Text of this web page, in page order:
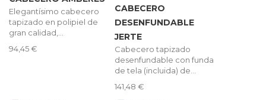
Elegantísimo cabecero
tapizado en polipiel de
gran calidad,...
94,45 €
CABECERO
DESENFUNDABLE
JERTE
Cabecero tapizado
desenfundable con funda
de tela (incluida) de...
141,48 €